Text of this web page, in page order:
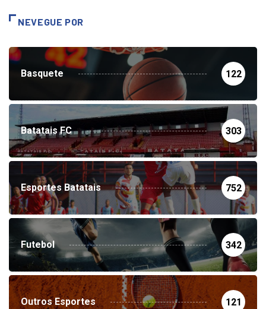
NEVEGUE POR
Basquete 122
Batatais FC 303
Esportes Batatais 752
Futebol 342
Outros Esportes 121